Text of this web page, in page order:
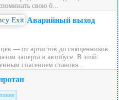
свою б...
Аварийный выход
— от артистов до священников
заперта в автобусе. В этой
спасением становя...